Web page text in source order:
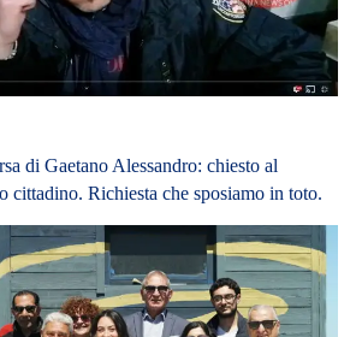
di Gaetano Alessandro: chiesto al
cittadino. Richiesta che sposiamo in toto.